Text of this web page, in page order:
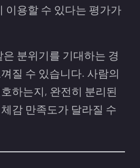
이용할 수 있다는 평가가
분위기를 기대하는 경
질 수 있습니다. 사람의
하는지, 완전히 분리된
감 만족도가 달라질 수